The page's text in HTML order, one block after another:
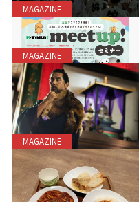
MAGAZINE
MAGAZINE
MAGAZINE